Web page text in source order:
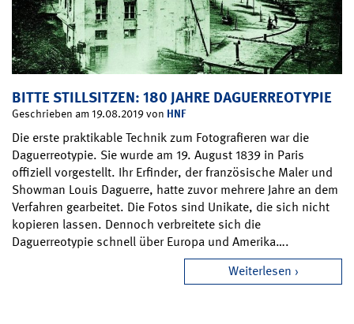
BITTE STILLSITZEN: 180 JAHRE DAGUERREOTYPIE
Geschrieben am 19.08.2019 von HNF
Die erste praktikable Technik zum Fotografieren war die
Daguerreotypie. Sie wurde am 19. August 1839 in Paris
offiziell vorgestellt. Ihr Erfinder, der französische Maler und
Showman Louis Daguerre, hatte zuvor mehrere Jahre an dem
Verfahren gearbeitet. Die Fotos sind Unikate, die sich nicht
kopieren lassen. Dennoch verbreitete sich die
Daguerreotypie schnell über Europa und Amerika….
Weiterlesen